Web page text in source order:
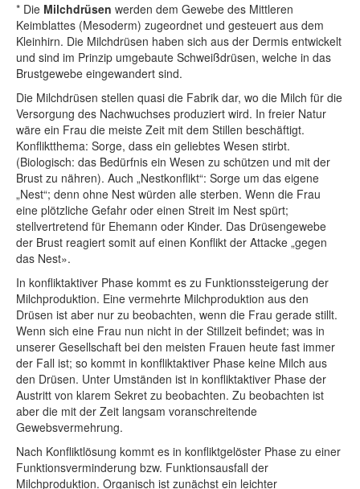
* Die Milchdrüsen werden dem Gewebe des Mittleren
Keimblattes (Mesoderm) zugeordnet und gesteuert aus dem
Kleinhirn. Die Milchdrüsen haben sich aus der Dermis entwickelt
und sind im Prinzip umgebaute Schweißdrüsen, welche in das
Brustgewebe eingewandert sind.
Die Milchdrüsen stellen quasi die Fabrik dar, wo die Milch für die
Versorgung des Nachwuchses produziert wird. In freier Natur
wäre ein Frau die meiste Zeit mit dem Stillen beschäftigt.
Konfliktthema: Sorge, dass ein geliebtes Wesen stirbt.
(Biologisch: das Bedürfnis ein Wesen zu schützen und mit der
Brust zu nähren). Auch „Nestkonflikt“: Sorge um das eigene
„Nest“; denn ohne Nest würden alle sterben. Wenn die Frau
eine plötzliche Gefahr oder einen Streit im Nest spürt;
stellvertretend für Ehemann oder Kinder. Das Drüsengewebe
der Brust reagiert somit auf einen Konflikt der Attacke „gegen
das Nest».
In konfliktaktiver Phase kommt es zu Funktionssteigerung der
Milchproduktion. Eine vermehrte Milchproduktion aus den
Drüsen ist aber nur zu beobachten, wenn die Frau gerade stillt.
Wenn sich eine Frau nun nicht in der Stillzeit befindet; was in
unserer Gesellschaft bei den meisten Frauen heute fast immer
der Fall ist; so kommt in konfliktaktiver Phase keine Milch aus
den Drüsen. Unter Umständen ist in konfliktaktiver Phase der
Austritt von klarem Sekret zu beobachten. Zu beobachten ist
aber die mit der Zeit langsam voranschreitende
Gewebsvermehrung.
Nach Konfliktlösung kommt es in konfliktgelöster Phase zu einer
Funktionsverminderung bzw. Funktionsausfall der
Milchproduktion. Organisch ist zunächst ein leichter